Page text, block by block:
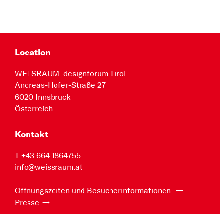
Location
WEI SRAUM. designforum Tirol
Andreas-Hofer-Straße 27
6020 Innsbruck
Österreich
Kontakt
T +43 664 1864755
info@weissraum.at
Öffnungszeiten und Besucherinformationen
Presse